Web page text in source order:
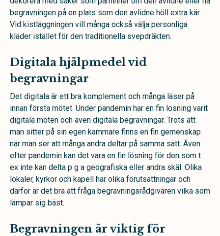
begravningen på en plats som den avlidne höll extra kär.
Vid kistläggningen vill många också välja personliga
kläder istället för den traditionella svepdräkten.
Digitala hjälpmedel vid
begravningar
Det digitala är ett bra komplement och många läser på
innan första mötet. Under pandemin har en fin lösning varit
digitala möten och även digitala begravningar. Trots att
man sitter på sin egen kammare finns en fin gemenskap
när man ser att många andra deltar på samma sätt. Även
efter pandemin kan det vara en fin lösning för den som t
ex inte kan delta p g a geografiska eller andra skäl. Olika
lokaler, kyrkor och kapell har olika förutsättningar och
därför är det bra att fråga begravningsrådgivaren vilka som
lämpar sig bäst.
Begravningen är viktig för